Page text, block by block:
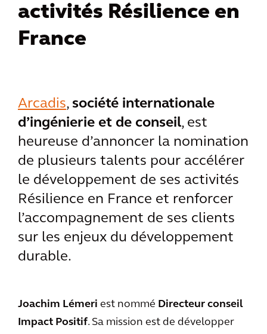
activités Résilience en
France
Arcadis, société internationale
d’ingénierie et de conseil, est
heureuse d’annoncer la nomination
de plusieurs talents pour accélérer
le développement de ses activités
Résilience en France et renforcer
l’accompagnement de ses clients
sur les enjeux du développement
durable.
Joachim Lémeri est nommé Directeur conseil
Impact Positif. Sa mission est de développer